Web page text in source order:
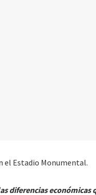
el Estadio Monumental.
diferencias económicas